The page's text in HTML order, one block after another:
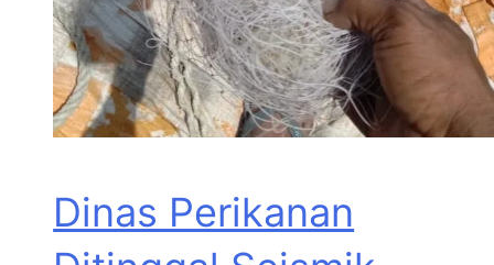
Dinas Perikanan